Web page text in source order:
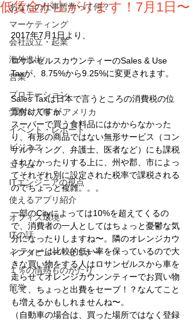
あなたの仕事哲学って何？
マーケティング
会社設立・起業
海外進出
営業
プロモーション
労務＆人事 in アメリカ
イベント・レポート
ビジネス
コラム
ITエンジニアの視点
使えるアプリ紹介
オフィス環境
ITの話
インタビュー・セミナー
１％の情熱ものがたり
留学
低賃金が上がります！7月1日〜
2017年7月1日より、
ロサンゼルスカウンティーのSales & Use
Taxが、8.75%から9.25%に変更されます。
Sales Taxは日本で言うところの消費税の位
置付けですが、
スーパーで買う食料品にはかからなかった
り、有形の商品ではない無形サービス（コン
サルティング、弁護士、医者など）にも課税
されなかったりする上に、州や郡、市によっ
てそれぞれ別に設定された税率で課税される
のでちょっと複雑。。。
一部のCityによっては10%を超えてくるの
で、消費者の一人としてはちょっと憂鬱な気
分になったりしますね〜。隣のオレンジカウ
ンティーは比較的低い率を保っているので大
きな買い物をする人はロサンゼルスから車を
走らせてオレンジカウンンティーでお買い物
して、ちょっと出費をセーブ！？なんてこと
も増えるかもしれませんね〜。
（自動車の場合は、買った場所ではなく登録